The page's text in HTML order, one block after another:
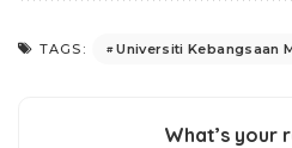
TAGS: Universiti Kebangsaan
What’s your